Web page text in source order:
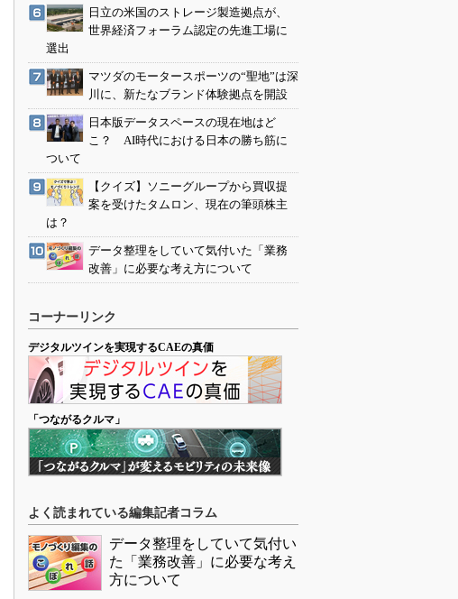
日立の米国のストレージ製造拠点が、
世界経済フォーラム認定の先進工場に
選出
マツダのモータースポーツの“聖地”は深
川に、新たなブランド体験拠点を開設
日本版データスペースの現在地はど
こ？ AI時代における日本の勝ち筋に
ついて
【クイズ】ソニーグループから買収提
案を受けたタムロン、現在の筆頭株主
は？
データ整理をしていて気付いた「業務
改善」に必要な考え方について
コーナーリンク
デジタルツインを実現するCAEの真価
「つながるクルマ」
よく読まれている編集記者コラム
データ整理をしていて気付い
た「業務改善」に必要な考え
方について